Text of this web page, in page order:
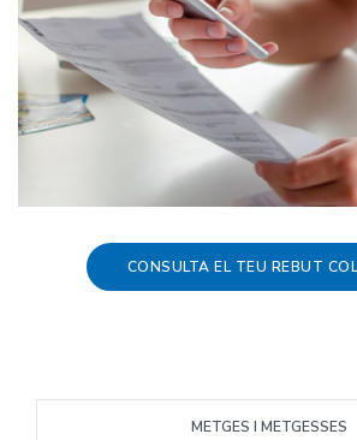
CONSULTA EL TEU REBUT
METGES I METGESSES